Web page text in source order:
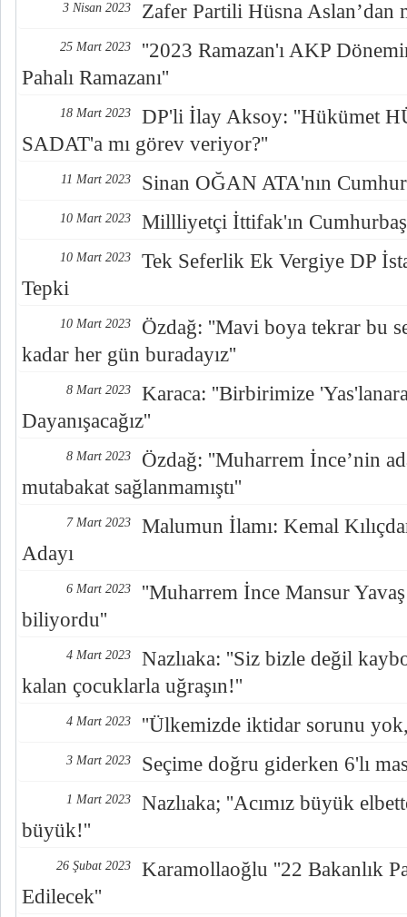
3 Nisan 2023 Zafer Partili Hüsna Aslan’dan
25 Mart 2023
''2023 Ramazan'ı AKP
Pahalı Ramazanı''
18 Mart 2023
DP'li İlay Aksoy: ''Hükümet
SADAT'a mı görev veriyor?''
11 Mart 2023 Sinan OĞAN ATA'nın
10 Mart 2023 Millliyetçi İttifak'ın
10 Mart 2023
Tek Seferlik Ek Vergiye DP
Tepki
10 Mart 2023
Özdağ: ''Mavi boya tekrar bu
kadar her gün buradayız''
8 Mart 2023
Karaca: ''Birbirimize
Dayanışacağız''
8 Mart 2023
Özdağ: ''Muharrem İnce’nin
mutabakat sağlanmamıştı''
7 Mart 2023
Malumun İlamı: Kemal
Adayı
6 Mart 2023
''Muharrem İnce Mansur
biliyordu''
4 Mart 2023
Nazlıaka: ''Siz bizle değil
kalan çocuklarla uğraşın!''
4 Mart 2023 ''Ülkemizde iktidar sorunu
3 Mart 2023 Seçime doğru giderken 6'lı
1 Mart 2023
Nazlıaka; ''Acımız büyük
büyük!''
26 Şubat 2023
Karamollaoğlu ''22 Bakanlık
Edilecek''